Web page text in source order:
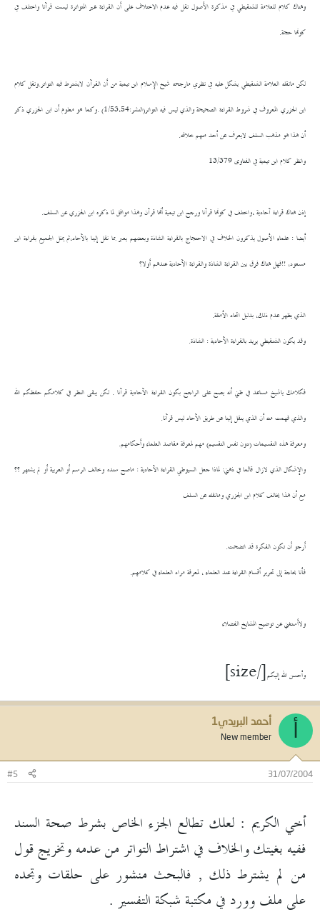
وهناك كلام للعلامة للشنقيطي في مذكرة الأصول نقل فيه عدم الاختلاف على أن القراءة غير المتواترة ليست قرآنا واختلف في
كونها حجة.
لكن مانقله العلامة الشنقيطي يشكل عليه في نظري مارجحه شيخ الإسلام ابن تيمية من أن القرآن لايشترط فيه التواتر.ونقل كلام
ابن الجزري المعروف في شروط القراءة الصحيحة والذي ليس فيه التواتر(النشر:1/53،54) .وكما هو معلوم أن ابن الجزري ذكر
أن هذا هو مذهب السلف لايعرف عن أحد منهم خلافه.
وانظر كلام ابن تيمية في الفتاوى 13/379
إذن هناك قراءة آحادية ،واختلف في كونها قرآنا ورجح ابن تيمية أنها قرآن وهذا موافق لما ذكره ابن الجزري عن السلف.
أيضا : علماء الأصول يذكرون الخلاف في الاحتجاج بالقراءة الشاذة وبعضهم يعبر بما نقل إلينا بالآحاد،ثم يمثل الجميع بقراءة ابن
مسعود، !!فهل هناك فرق بين القراءة الشاذة والقراءة الآحادية عندهم أولا؟
الذي يظهر عدم ذلك، بدليل اتحاد الأمثلة.
وقد يكون الشنقيطي يريد بالقراءة الآحادية : الشاذة.
فكلامك ياشيخ مساعد في ظني أنه يصح على الراجح بكون القراءة الآحادية قرآنا . لكن يبقى النظر في كلامكم حفظكم الله
والذي فهمت منه أن الذي ينقل إلينا عن طريق الآحاد ليس قرآنا.
ومعرفة هذه التقسيمات (دون نفس التقسيم) مهم لمعرفة مقاصد العلماء وأحكامهم.
والإشكال الذي لازال قائما في ذهني: لماذا جعل السيوطي القراءة الآحادية : ماصح سنده وخالف الرسم أو العربية أو لم يشتهر ؟؟
مع أن هذا يخالف كلام ابن الجزري ومانقله عن السلف
أرجو أن تكون الفكرة قد اتضحت.
فأنا بحاجة إلى تحرير أقسام القراءة عند العلماء ، لمعرفة مراد العلماء في كلامهم.
ولاأستغني عن توضيح المشايخ الفضلاء
وأحسن الله إليكم[/size]
أحمد البريدي1
New member
31/07/2004
#5
أخي الكريم : لعلك تطالع الجزء الخاص بشرط صحة السند
ففيه بغيتك والخلاف في اشتراط التواتر من عدمه وتخريج قول
من لم يشترط ذلك , فالبحث منشور على حلقات وتجده
على ملف وورد في مكتبة شبكة التفسير .